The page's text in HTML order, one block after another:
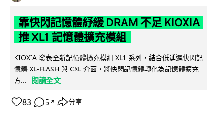
靠快閃記憶體紓緩 DRAM 不足 KIOXIA
推 XL1 記憶體擴充模組
KIOXIA 發表全新記憶體擴充模組 XL1 系列，結合低延遲快閃記
憶體 XL-FLASH 與 CXL 介面，將快閃記憶體轉化為記憶體擴充
方...
閱讀全文
83 5 ↗ 分享